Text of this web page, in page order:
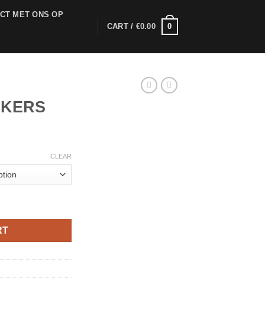
MET ONS OP
CART / €0.00 0
CLEAR